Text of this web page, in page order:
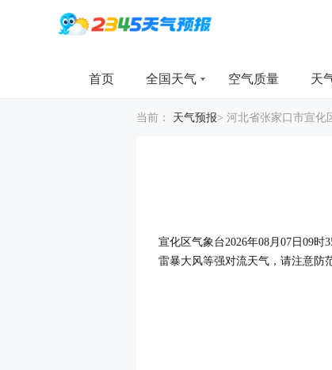
首页 全国天气 空气质量 天
当前： 天气预报> 河北省张家口市宣化
宣化区气象台2026年08月07日09
雷暴大风等强对流天气，请注意防